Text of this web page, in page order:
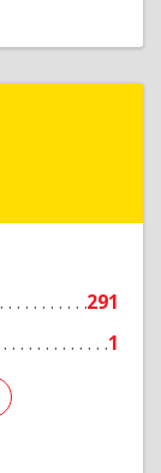
291
1
Подробнее